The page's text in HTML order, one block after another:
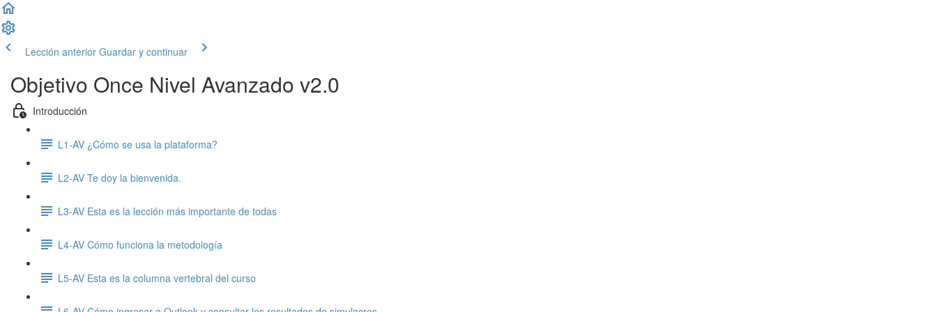
Lección anterior Guardar y continuar
Objetivo Once Nivel Avanzado v2.0
Introducción
L1-AV ¿Cómo se usa la plataforma?
L2-AV Te doy la bienvenida.
L3-AV Esta es la lección más importante de todas
L4-AV Cómo funciona la metodología
L5-AV Esta es la columna vertebral del curso